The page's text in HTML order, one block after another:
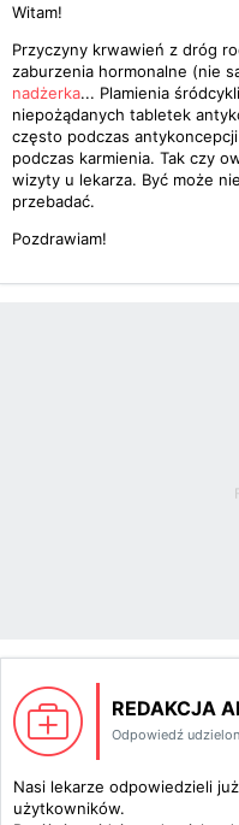
Witam!
Przyczyny krwawień z dróg
zaburzenia hormonalne (nie
nadżerka... Plamienia
niepożądanych tabletek
często podczas
podczas karmienia. Tak czy
wizyty u lekarza. Być może
przebadać.
Pozdrawiam!
REDAKCJA
Odpowiedź
Nasi lekarze odpowiedzieli
użytkowników.